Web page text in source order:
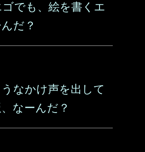
でも、絵を書くエ
だ？
なかけ声を出して
なーんだ？